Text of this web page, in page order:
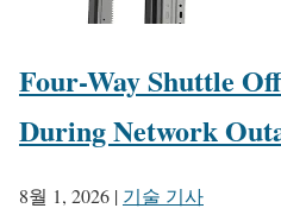
Four-Way Shuttle
During Network
8월 1, 2026 | 기술 기사